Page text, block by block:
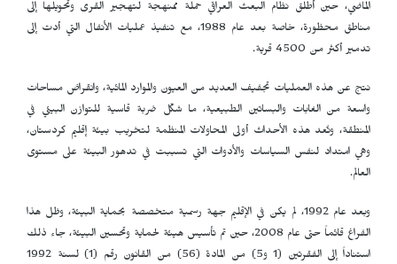
الماضي، حين أطلق نظام البعث العراقي حملة ممنهجة لتهجير القرى وتحويلها إلى
مناطق محظورة، خاصة بعد عام 1988، مع تنفيذ عمليات الأنفال التي أدت إلى
تدمير أكثر من 4500 قرية.
نتج عن هذه العمليات تجفيف العديد من العيون والموارد المائية، وانقراض مساحات
واسعة من الغابات والبساتين الطبيعية، ما شكّل ضربة قاسية للتوازن البيئي في
المنطقة، وتُعد هذه الأحداث أولى المحاولات المنظمة لتخريب بيئة إقليم كردستان،
وهي امتداد لنفس السياسات والأدوات التي تسببت في تدهور البيئة على مستوى
العالم.
وبعد عام 1992، لم يكن في الإقليم جهة رسمية متخصصة بحماية البيئة، وظل هذا
الفراغ قائماً حتى عام 2008، حين تم تأسيس هيئة لحماية وتحسين البيئة، جاء ذلك
استناداً إلى الفقرتين (1 و5) من المادة (56) من القانون رقم (1) لسنة 1992